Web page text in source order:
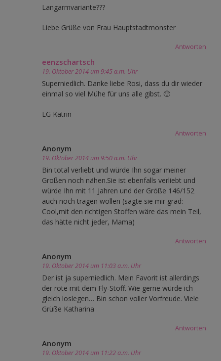
Langarmvariante???
Liebe Grüße von Frau Hauptstadtmonster
Antworten
eenzschartsch
19. Oktober 2014 um 9:45 a.m. Uhr
Superniedlich. Danke liebe Rosi, dass du dir wieder
einmal so viel Mühe für uns alle gibst. 🙂
LG Katrin
Antworten
Anonym
19. Oktober 2014 um 9:50 a.m. Uhr
Bin total verliebt und würde Ihn sogar meiner
Großen noch nähen.Sie ist ebenfalls verliebt und
würde Ihn mit 11 Jahren und der Größe 146/152
auch noch tragen wollen (sagte sie mir grad:
Cool,mit den richtigen Stoffen wäre das mein Teil,
das hätte nicht jeder, Mama)
Antworten
Anonym
19. Oktober 2014 um 11:03 a.m. Uhr
Der ist ja superniedlich. Mein Favorit ist allerdings
der rote mit dem Fly-Stoff. Wie gerne würde ich
gleich loslegen… Bin schon voller Vorfreude. Viele
Grüße Katharina
Antworten
Anonym
19. Oktober 2014 um 11:22 a.m. Uhr